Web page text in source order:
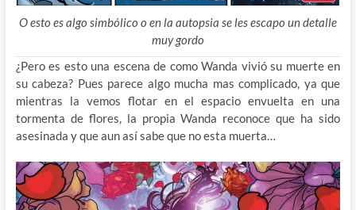
O esto es algo simbólico o en la autopsia se les escapo un detalle
muy gordo
¿Pero es esto una escena de como Wanda vivió su muerte en
su cabeza? Pues parece algo mucha mas complicado, ya que
mientras la vemos flotar en el espacio envuelta en una
tormenta de flores, la propia Wanda reconoce que ha sido
asesinada y que aun así sabe que no esta muerta…